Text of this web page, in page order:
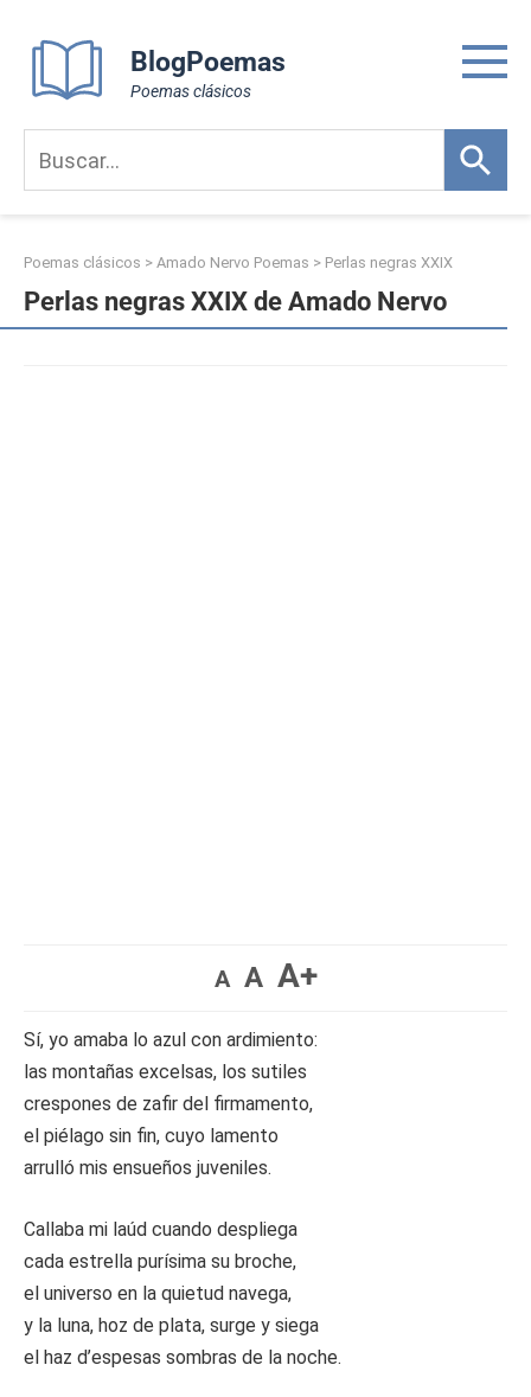
content
BlogPoemas
Poemas clásicos
Poemas clásicos > Amado Nervo Poemas > Perlas negras XXIX
Perlas negras XXIX de Amado Nervo
A A A+
Sí, yo amaba lo azul con ardimiento:
las montañas excelsas, los sutiles
crespones de zafir del firmamento,
el piélago sin fin, cuyo lamento
arrulló mis ensueños juveniles.
Callaba mi laúd cuando despliega
cada estrella purísima su broche,
el universo en la quietud navega,
y la luna, hoz de plata, surge y siega
el haz d’espesas sombras de la noche.